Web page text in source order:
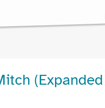
(Expanded